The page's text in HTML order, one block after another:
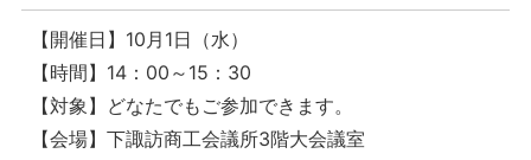
【開催日】10月1日（水）
【時間】14：00～15：30
【対象】どなたでもご参加できます。
【会場】下諏訪商工会議所3階大会議室